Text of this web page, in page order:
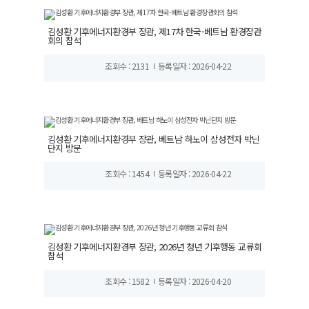
김성환 기후에너지환경부 장관, 제17차 한국-베트남 환경장관
회의 참석
조회수 : 2131 등록일자 : 2026-04-22
김성환 기후에너지환경부 장관, 베트남 하노이 삼성전자 박닌
단지 방문
조회수 : 1454 등록일자 : 2026-04-22
김성환 기후에너지환경부 장관, 2026년 청년 기후행동 교류회
참석
조회수 : 1582 등록일자 : 2026-04-20